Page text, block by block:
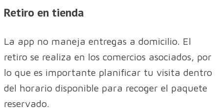
Retiro en tienda
La app no maneja entregas a domicilio. El
retiro se realiza en los comercios asociados, por
lo que es importante planificar tu visita dentro
del horario disponible para recoger el paquete
reservado.